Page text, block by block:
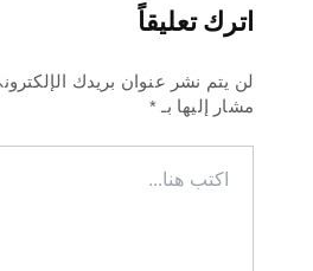
اترك تعليقاً
لن يتم نشر عنوان بريدك الإلكتروني.
مشار إليها بـ *